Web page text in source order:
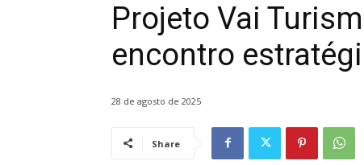
Projeto Vai
encontro
28 de agosto de 2025
Share